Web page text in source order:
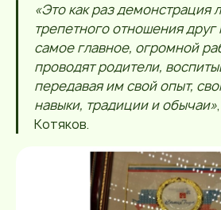
«Это как раз демонстрация
трепетного отношения друг
самое главное, огромной
проводят родители,
передавая им свой опыт,
навыки, традиции и обычаи»
Котяков.